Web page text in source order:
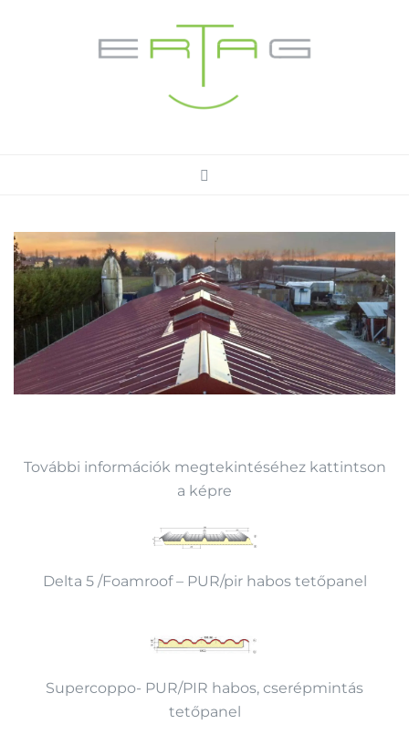
További információk megtekintéséhez kattintson
a képre
Delta 5 /Foamroof – PUR/pir habos tetőpanel
Supercoppo- PUR/PIR habos, cserépmintás
tetőpanel